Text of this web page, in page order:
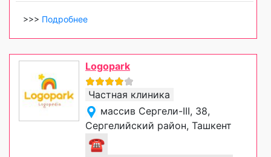
>>> Подробнее
Logopark
Частная клиника
массив Сергели-III, 38,
Сергелийский район, Ташкент
☎